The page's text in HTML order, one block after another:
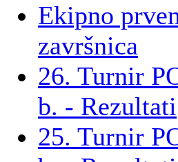
Ekipno
završnica
26. Turnir
b. - Rezultati
25. Turnir